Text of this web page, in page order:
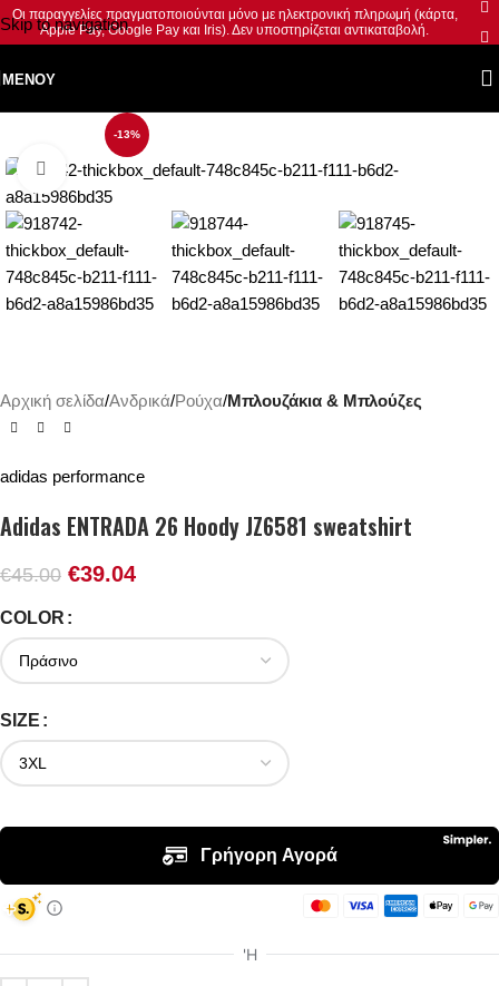
Skip to navigation
Skip to main content
Οι παραγγελίες πραγματοποιούνται μόνο με ηλεκτρονική πληρωμή (κάρτα,
Apple Pay, Google Pay και Iris). Δεν υποστηρίζεται αντικαταβολή.
ΜΕΝΟΎ
-13%
Κλικ για μεγέθυνση
Αρχική σελίδα Ανδρικά Ρούχα Μπλουζάκια & Μπλούζες
adidas performance
Adidas ENTRADA 26 Hoody JZ6581 sweatshirt
€45.00 €39.04
COLOR
SIZE